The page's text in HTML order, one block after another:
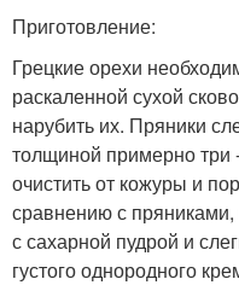
Приготовление:
Грецкие орехи
раскаленной сухой
нарубить их. Пряники
толщиной примерно
очистить от кожуры и
сравнению с
с сахарной пудрой и
густого однородного